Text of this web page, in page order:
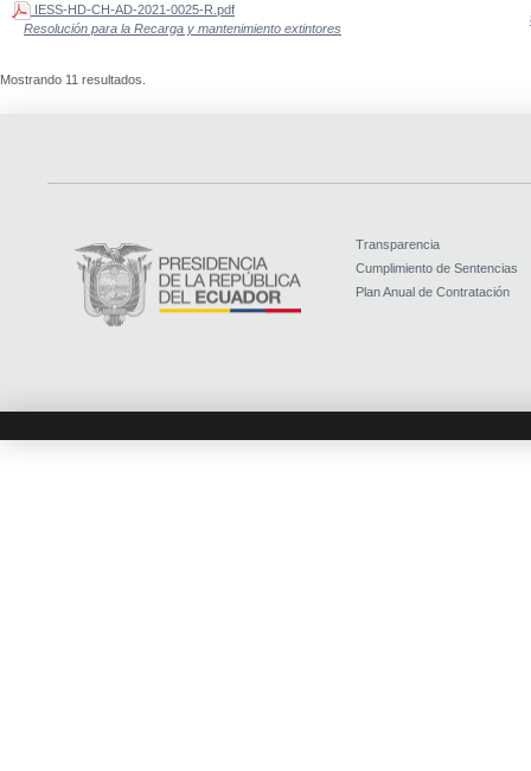
IESS-HD-CH-AD-2021-0025-R.pdf
Resolución para la Recarga y mantenimiento extintores
Mostrando 11 resultados.
Transparencia
Cumplimiento de Sentencias
Plan Anual de Contratación